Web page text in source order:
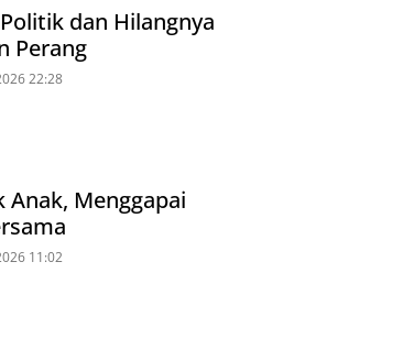
dan Hilangnya
Perang
22:28
Anak, Menggapai
11:02